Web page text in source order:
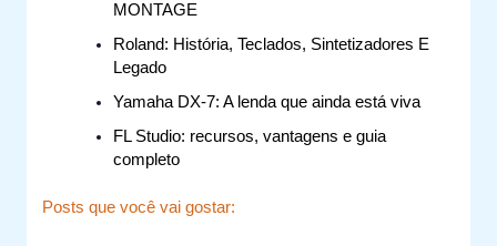
MONTAGE
Roland: História, Teclados, Sintetizadores E
Legado
Yamaha DX-7: A lenda que ainda está viva
FL Studio: recursos, vantagens e guia
completo
Posts que você vai gostar: